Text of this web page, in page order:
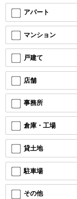
アパート
マンション
戸建て
店舗
事務所
倉庫・工場
貸土地
駐車場
その他